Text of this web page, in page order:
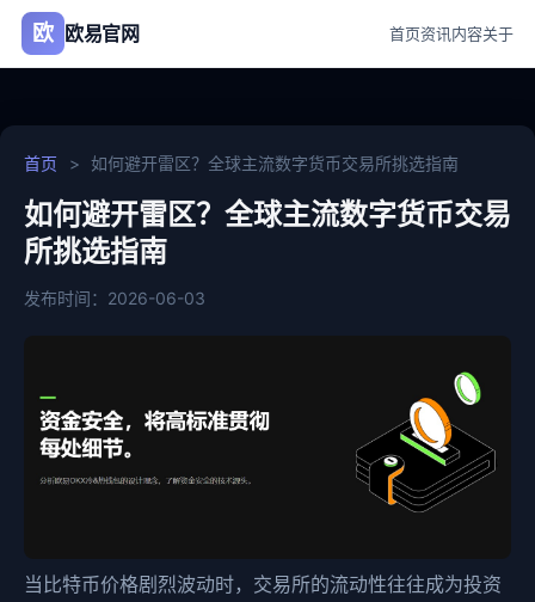
欧 欧易官网 首页资讯内容关于
首页 > 如何避开雷区？全球主流数字货币交易所挑选指南
如何避开雷区？全球主流数字货币交易
所挑选指南
发布时间：2026-06-03
当比特币价格剧烈波动时，交易所的流动性往往成为投资